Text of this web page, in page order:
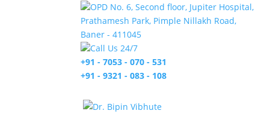
OPD No. 6, Second floor, Jupiter Hospital,
Prathamesh Park, Pimple Nillakh Road,
Baner - 411045
Call Us 24/7
+91 - 7053 - 070 - 531
+91 - 9321 - 083 - 108